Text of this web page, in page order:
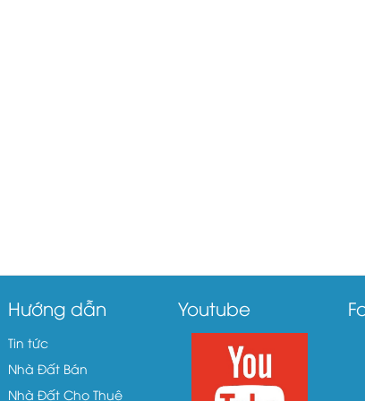
Hướng dẫn
Tin tức
Nhà Đất Bán
Nhà Đất Cho Thuê
Youtube